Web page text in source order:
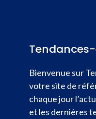
Bienvenue sur
votre site de
chaque jour
et les dernières